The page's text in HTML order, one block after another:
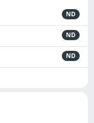
ND
ND
ND